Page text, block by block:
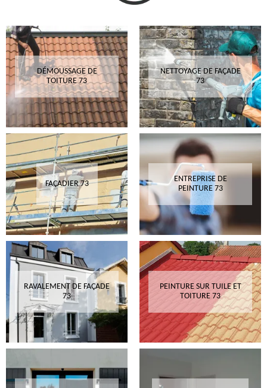
DÉMOUSSAGE DE
TOITURE 73
NETTOYAGE DE FAÇADE
73
FAÇADIER 73
ENTREPRISE DE
PEINTURE 73
RAVALEMENT DE FAÇADE
73
PEINTURE SUR TUILE ET
TOITURE 73